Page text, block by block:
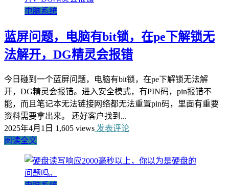
电脑系统
蓝屏问题，电脑有bit锁，在pe下解锁无
法解开，DG精灵会报错
今日碰到一个蓝屏问题，电脑有bit锁，在pe下解锁无法解
开，DG精灵会报错。进入安全模式，有PIN码，pin报错不
能，而且笔记本无法链接网络都无法重置pin码，里面有重要
资料需要拿出来。 还好客户找到...
2025年4月1日 1,605 views 发表评论
阅读全文